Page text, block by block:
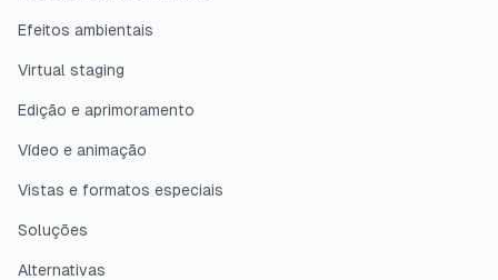
Efeitos ambientais
Virtual staging
Edição e aprimoramento
Vídeo e animação
Vistas e formatos especiais
Soluções
Alternativas